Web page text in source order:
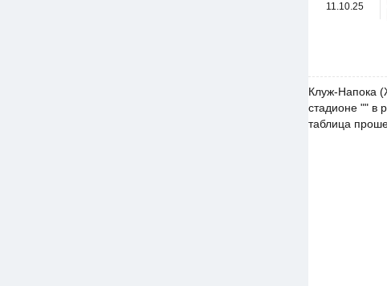
11.10.25
Клуж-Напока
стадионе "" в
таблица